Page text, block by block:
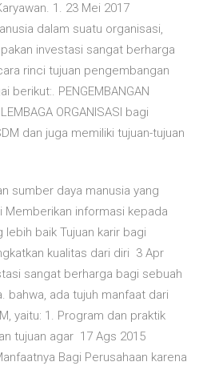
1. 23 Mei 2017
dalam suatu organisasi,
investasi sangat berharga
rinci tujuan pengembangan
berikut:. PENGEMBANGAN
ORGANISASI bagi
dan juga memiliki tujuan-tujuan
sumber daya manusia yang
Memberikan informasi kepada
baik Tujuan karir bagi
kualitas dari diri 3 Apr
sangat berharga bagi sebuah
bahwa, ada tujuh manfaat dari
yaitu: 1. Program dan praktik
tujuan agar 17 Ags 2015
Bagi Perusahaan karena